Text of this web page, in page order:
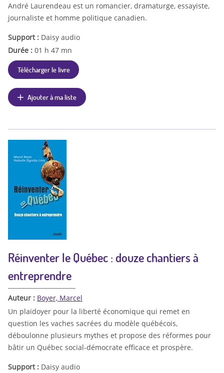
André Laurendeau est un romancier, dramaturge, essayiste,
journaliste et homme politique canadien.
Support : Daisy audio
Durée : 01 h 47 mn
Télécharger le livre
Ajouter à ma liste
Réinventer le Québec : douze chantiers à
entreprendre
Auteur : Boyer, Marcel
Un plaidoyer pour la liberté économique qui remet en
question les vaches sacrées du modèle québécois,
déboulonne plusieurs mythes et propose des réformes pour
bâtir un Québec social-démocrate efficace et prospère.
Support : Daisy audio